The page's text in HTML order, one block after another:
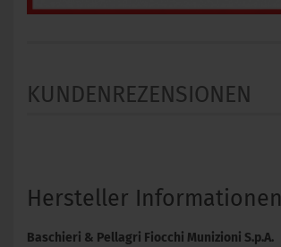
KUNDENREZENSIONEN
Hersteller Informationen
Baschieri & Pellagri Fiocchi Munizioni S.p.A.